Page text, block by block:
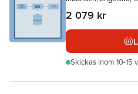
2 079 kr
Skickas inom 10-15